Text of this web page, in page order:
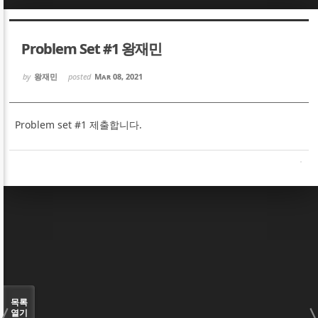
Problem Set #1 왕재민
by 왕재민 posted Mar 08, 2021
Problem set #1 제출합니다.
목록
열기
Sketchbook5, 스케치북5
Sketchbook5, 스케치북5
Sketchbook5, 스케치북5
Sketchbook5, 스케치북5